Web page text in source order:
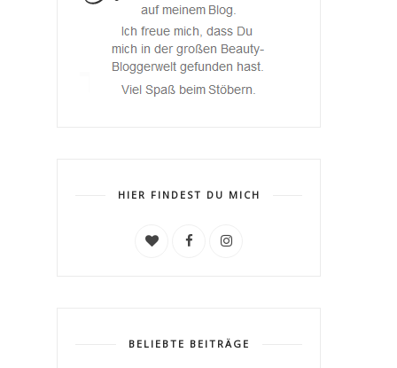
HIER FINDEST DU MICH
BELIEBTE BEITRÄGE